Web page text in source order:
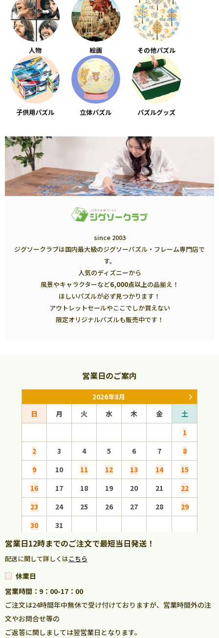
人物 絵画 その他パズル
子供用パズル 立体パズル パズルグッズ
since 2003
ジグソークラブは国内最大級のジグソーパズル・フレーム専門店で
す。
人気のディズニーから
風景やキャラクターなど6,000点以上の品揃え！
ほしいパズルが必ず見つかります！
アウトレットセールやここでしか買えない
限定オリジナルパズルも販売中です！
営業日のご案内
2026年8月
日 月 火 水 木 金
土
1
2
3 4 5 6 7
8
9
10 11 12 13 14
15
16
17 18 19 20 21
22
23
24 25 26 27 28
29
30
31
営業日12時までのご注文で最短当日発送！
配送に関して詳しくはこちら
休業日
営業時間：9：00-17：00
ご注文は24時間年中無休で受け付けておりますが、営業時間外の注
文やお問合せ等の
ご返答に関しましては翌営業日となります。